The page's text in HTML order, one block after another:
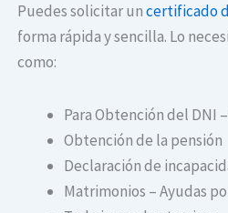
Puedes solicitar uncertificado
forma rápida y sencilla. Lo
como:
Para Obtención del DNI
Obtención de la pensión
Declaración de
Matrimonios – Ayudas